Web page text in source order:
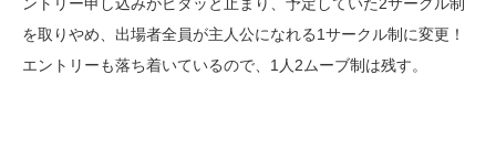
を取りやめ、出場者全員が主人公になれる1サークル制に変更！
エントリーも落ち着いているので、1人2ムーブ制は残す。